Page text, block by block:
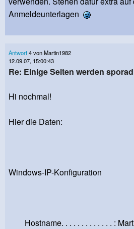
Anmeldeunterlagen
Antwort4 von Martin1982
12.09.07, 15:00:43
Re: Einige Seiten werden
Hi nochmal!
Hier die Daten:
Windows-IP-Konfiguration
Hostname. . . . . . . . . . . . . :